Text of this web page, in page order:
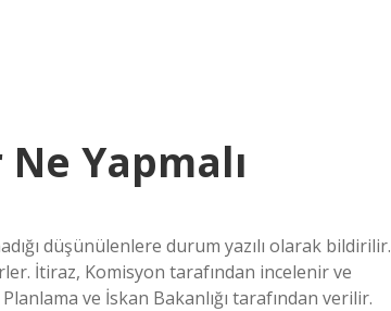
Yapmalı
düşünülenlere durum yazılı olarak bildirilir.
İtiraz, Komisyon tarafından incelenir ve
ve İskan Bakanlığı tarafından verilir.